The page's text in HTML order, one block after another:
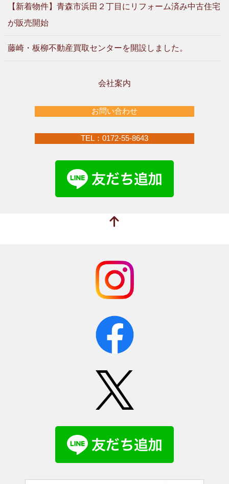
【新着物件】青森市浜田２丁目にリフォーム済み中古住宅
が販売開始
藤崎・板柳不動産買取センターを開設しました。
会社案内
お問い合わせ
TEL：0172-55-8643